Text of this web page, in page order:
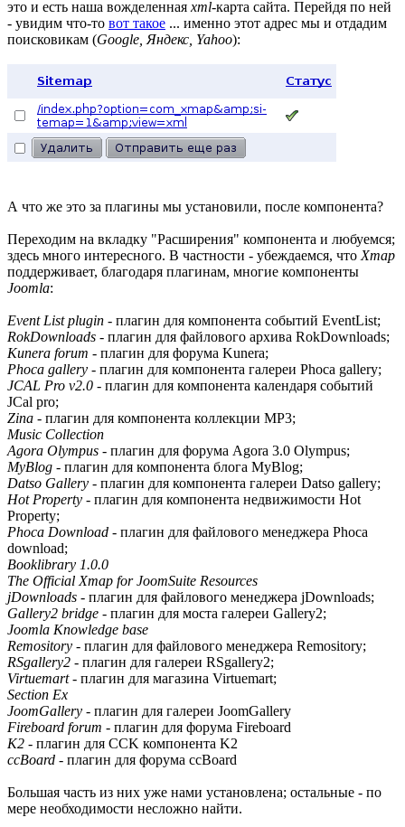
это и есть наша вожделенная xml-карта сайта. Перейдя по ней
- увидим что-то вот такое ... именно этот адрес мы и отдадим
поисковикам (Google, Яндекс, Yahoo):
А что же это за плагины мы установили, после компонента?
Переходим на вкладку "Расширения" компонента и любуемся;
здесь много интересного. В частности - убеждаемся, что Xmap
поддерживает, благодаря плагинам, многие компоненты
Joomla:
Event List plugin - плагин для компонента событий EventList;
RokDownloads - плагин для файлового архива RokDownloads;
Kunera forum - плагин для форума Kunera;
Phoca gallery - плагин для компонента галереи Phoca gallery;
JCAL Pro v2.0 - плагин для компонента календаря событий
JCal pro;
Zina - плагин для компонента коллекции MP3;
Music Collection
Agora Olympus - плагин для форума Agora 3.0 Olympus;
MyBlog - плагин для компонента блога MyBlog;
Datso Gallery - плагин для компонента галереи Datso gallery;
Hot Property - плагин для компонента недвижимости Hot
Property;
Phoca Download - плагин для файлового менеджера Phoca
download;
Booklibrary 1.0.0
The Official Xmap for JoomSuite Resources
jDownloads - плагин для файлового менеджера jDownloads;
Gallery2 bridge - плагин для моста галереи Gallery2;
Joomla Knowledge base
Remository - плагин для файлового менеджера Remository;
RSgallery2 - плагин для галереи RSgallery2;
Virtuemart- плагин для магазина Virtuemart;
Section Ex
JoomGallery - плагин для галереи JoomGallery
Fireboard forum - плагин для форума Fireboard
K2 - плагин для CCK компонента K2
ccBoard - плагин для форума ccBoard
Большая часть из них уже нами установлена; остальные - по
мере необходимости несложно найти.